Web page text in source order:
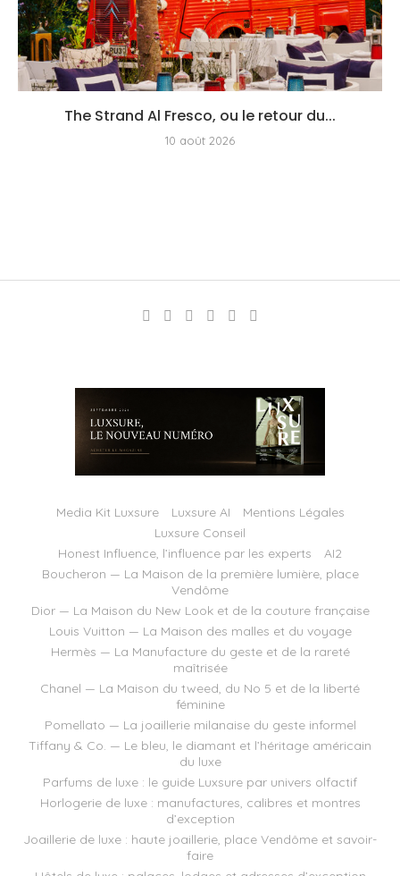
The Strand Al Fresco, ou le retour du...
10 août 2026
Media Kit Luxsure Luxsure AI
Mentions Légales
Luxsure Conseil
Honest Influence, l’influence par les experts
AI2
Boucheron — La Maison de la première lumière, place
Vendôme
Dior — La Maison du New Look et de la couture française
Louis Vuitton — La Maison des malles et du voyage
Hermès — La Manufacture du geste et de la rareté
maîtrisée
Chanel — La Maison du tweed, du No 5 et de la liberté
féminine
Pomellato — La joaillerie milanaise du geste informel
Tiffany & Co. — Le bleu, le diamant et l’héritage américain
du luxe
Parfums de luxe : le guide Luxsure par univers olfactif
Horlogerie de luxe : manufactures, calibres et montres
d’exception
Joaillerie de luxe : haute joaillerie, place Vendôme et savoir-
faire